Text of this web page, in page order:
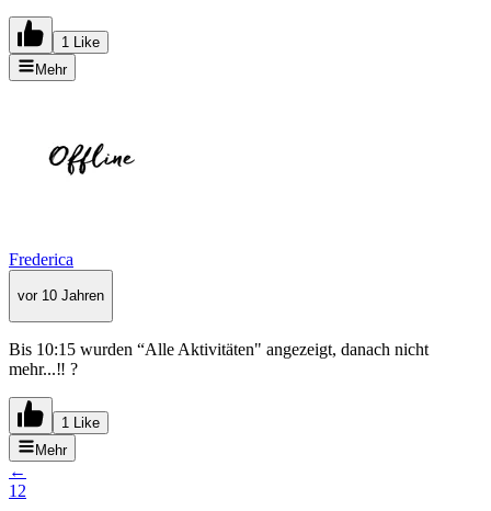
1 Like
Mehr
Frederica
vor 10 Jahren
Bis 10:15 wurden “Alle Aktivitäten" angezeigt, danach nicht
mehr...‼️ ?
1 Like
Mehr
←
1 2